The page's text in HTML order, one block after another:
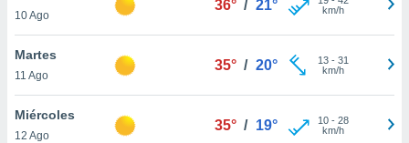
más
nuestra
y
10 Ago
36° / 21°
km/h
Martes
11 Ago
35° / 20° 13- 31
km/h
Miércoles
12 Ago
35° / 19° 10- 28
km/h